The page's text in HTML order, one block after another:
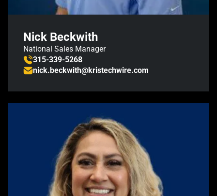
Nick Beckwith
National Sales Manager
315-339-5268
nick.beckwith@kristechwire.com